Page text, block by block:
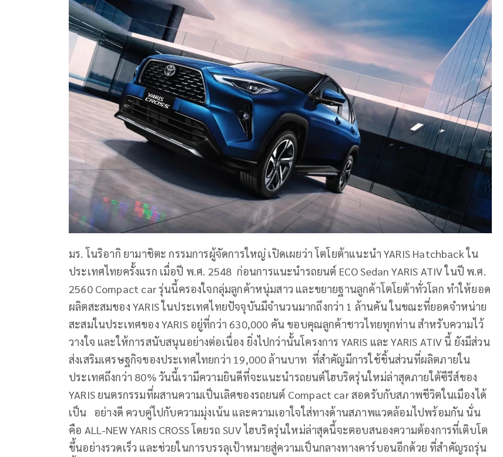
มร. โนริอากิ ยามาชิตะ กรรมการผู้จัดการใหญ่ เปิดเผยว่า โตโยต้าแนะนำ YARIS Hatchback ใน
ประเทศไทยครั้งแรก เมื่อปี พ.ศ. 2548 ก่อนการแนะนำรถยนต์ ECO Sedan YARIS ATIV ในปี พ.ศ.
2560 Compact car รุ่นนี้ครองใจกลุ่มลูกค้าหนุ่มสาว และขยายฐานลูกค้าโตโยต้าทั่วโลก ทำให้ยอด
ผลิตสะสมของ YARIS ในประเทศไทยปัจจุบันมีจำนวนมากถึงกว่า 1 ล้านคัน ในขณะที่ยอดจำหน่าย
สะสมในประเทศของ YARIS อยู่ที่กว่า 630,000 คัน ขอบคุณลูกค้าชาวไทยทุกท่าน สำหรับความไว้
วางใจ และให้การสนับสนุนอย่างต่อเนื่อง ยิ่งไปกว่านั้นโครงการ YARIS และ YARIS ATIV นี้ ยังมีส่วน
ส่งเสริมเศรษฐกิจของประเทศไทยกว่า 19,000 ล้านบาท ที่สำคัญมีการใช้ชิ้นส่วนที่ผลิตภายใน
ประเทศถึงกว่า 80% วันนี้เรามีความยินดีที่จะแนะนำรถยนต์ไฮบริดรุ่นใหม่ล่าสุดภายใต้ซีรีส์ของ
YARIS ยนตรกรรมที่ผสานความเป็นเลิศของรถยนต์ Compact car สอดรับกับสภาพชีวิตในเมืองได้
เป็น อย่างดี ควบคู่ไปกับความมุ่งเน้น และความเอาใจใส่ทางด้านสภาพแวดล้อมไปพร้อมกัน นั่น
คือ ALL-NEW YARIS CROSS โดยรถ SUV ไฮบริดรุ่นใหม่ล่าสุดนี้จะตอบสนองความต้องการที่เติบโต
ขึ้นอย่างรวดเร็ว และช่วยในการบรรลุเป้าหมายสู่ความเป็นกลางทางคาร์บอนอีกด้วย ที่สำคัญรถรุ่น